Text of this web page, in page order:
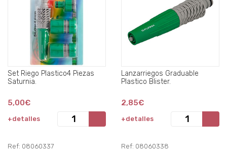
Set Riego Plastico4 Piezas
Saturnia.
5,00€
+detalles
Lanzarriegos Graduable
Plastico Blister.
2,85€
+detalles
Ref: 08060337 Ref: 08060338